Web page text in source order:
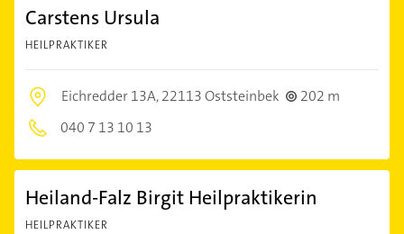
Carstens Ursula
HEILPRAKTIKER
Eichredder 13A,22113 Oststeinbek
202 m
040 7 13 10 13
Heiland-Falz Birgit Heilpraktikerin
HEILPRAKTIKER